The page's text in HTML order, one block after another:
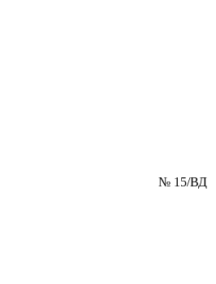
№ 15/ВД